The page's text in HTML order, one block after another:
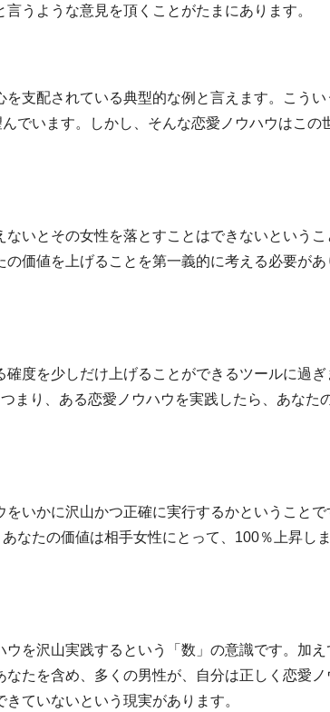
うような意見を頂くことがたまにあります。
支配されている典型的な例と言えます。こうい
でいます。しかし、そんな恋愛ノウハウはこの
いとその女性を落とすことはできないというこ
価値を上げることを第一義的に考える必要があ
度を少しだけ上げることができるツールに過ぎ
まり、ある恋愛ノウハウを実践したら、あなた
いかに沢山かつ正確に実行するかということで
なたの価値は相手女性にとって、100％上昇しま
を沢山実践するという「数」の意識です。加え
たを含め、多くの男性が、自分は正しく恋愛ノ
ていないという現実があります。